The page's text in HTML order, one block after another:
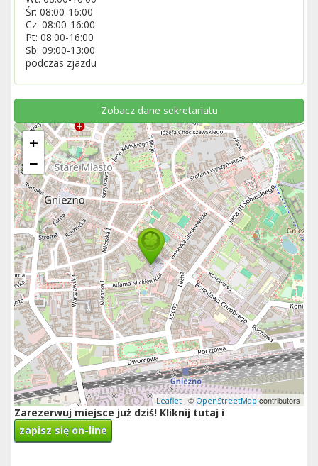
Śr: 08:00-16:00
Cz: 08:00-16:00
Pt: 08:00-16:00
Sb: 09:00-13:00
podczas zjazdu
Zobacz dane sekretariatu
+
−
Leaflet | © OpenStreetMap contributors
Zarezerwuj miejsce już dziś! Kliknij tutaj i
zapisz się on-line